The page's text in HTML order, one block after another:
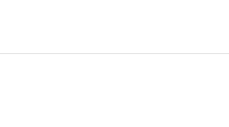
vous permet d'envoyer des
jusqu'à un kilomètre de
des haut-parleurs stéréo
pour une expérience
assistant intelligent qui améliore
exemple, l'IA ajuste
retouchées, sans que